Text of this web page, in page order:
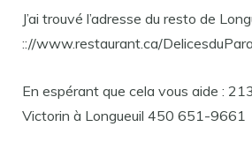
J’ai trouvé l’adresse du resto de
:://www.restaurant.ca/
En espérant que cela vous aide :
Victorin à Longueuil 450 651-9661